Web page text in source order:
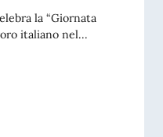
la “Giornata
italiano nel...
DEL CONSIGLIO DEI